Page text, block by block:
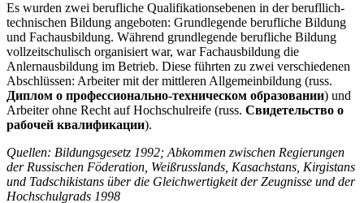
Es wurden zwei berufliche Qualifikationsebenen in der berufllich-
technischen Bildung angeboten: Grundlegende berufliche Bildung
und Fachausbildung. Während grundlegende berufliche Bildung
vollzeitschulisch organisiert war, war Fachausbildung die
Anlernausbildung im Betrieb. Diese führten zu zwei verschiedenen
Abschlüssen: Arbeiter mit der mittleren Allgemeinbildung (russ.
Диплом о профессионально-техническом образовании) und
Arbeiter ohne Recht auf Hochschulreife (russ. Свидетельство о
рабочей квалификации).
Quellen: Bildungsgesetz 1992; Abkommen zwischen Regierungen
der Russischen Föderation, Weißrusslands, Kasachstans, Kirgistans
und Tadschikistans über die Gleichwertigkeit der Zeugnisse und der
Hochschulgrads 1998